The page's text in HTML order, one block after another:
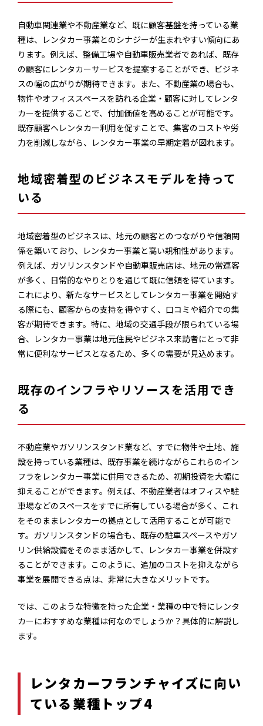
自動車関連業や不動産業など、既に顧客基盤を持っている業
種は、レンタカー事業とのシナジーが生まれやすい傾向にあ
ります。例えば、整備工場や自動車販売業者であれば、既存
の顧客にレンタカーサービスを提案することができ、ビジネ
スの幅の広がりが期待できます。また、不動産業の場合も、
物件やオフィススペースを訪れる企業・顧客に対してレンタ
カーを提供することで、付加価値を高めることが可能です。
既存顧客へレンタカー利用を促すことで、集客のコストや労
力を削減しながら、レンタカー事業の早期定着が図れます。
地域密着型のビジネスモデルを持って
いる
地域密着型のビジネスは、地元の顧客とのつながりや信頼関
係を築いており、レンタカー事業と高い親和性があります。
例えば、ガソリンスタンドや自動車販売店は、地元の常連客
が多く、日常的なやりとりを通じて既に信頼を得ています。
これにより、新たなサービスとしてレンタカー事業を開始す
る際にも、顧客からの支持を得やすく、口コミや紹介での集
客が期待できます。特に、地域の交通手段が限られている場
合、レンタカー事業は地元住民やビジネス来訪者にとって非
常に便利なサービスとなるため、多くの需要が見込めます。
既存のインフラやリソースを活用でき
る
不動産業やガソリンスタンド業など、すでに物件や土地、施
設を持っている業種は、既存事業を続けながらこれらのイン
フラをレンタカー事業に併用できるため、初期投資を大幅に
抑えることができます。例えば、不動産業者はオフィスや駐
車場などのスペースをすでに所有している場合が多く、これ
をそのままレンタカーの拠点として活用することが可能で
す。ガソリンスタンドの場合も、既存の駐車スペースやガソ
リン供給設備をそのまま活かして、レンタカー事業を併設す
ることができます。このように、追加のコストを抑えながら
事業を展開できる点は、非常に大きなメリットです。
では、このような特徴を持った企業・業種の中で特にレンタ
カーにおすすめな業種は何なのでしょうか？具体的に解説し
ます。
レンタカーフランチャイズに向い
ている業種トップ4